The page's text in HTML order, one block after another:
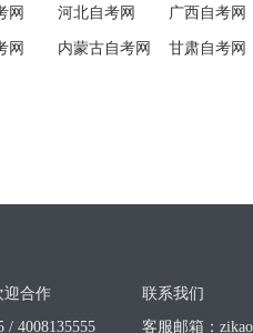
网 河北自考网 广西自考网
网 内蒙古自考网 甘肃自考网
迎合作 联系我们
/ 4008135555
客服邮箱：